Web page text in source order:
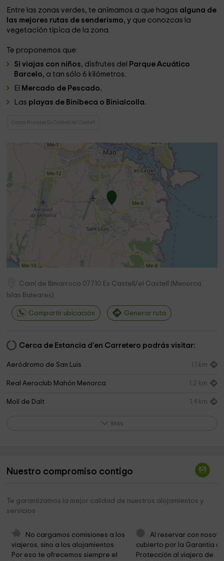
Entre las zonas verdes, te animamos a que hagas alguna de
las mejores rutas de senderismo, y que conozcas la
vegetación típica de la zona.
Te proponemos que:
Si viajas con niños, disfrutes del
Parque Acuático
Barcelo, a tan sólo 6 kilómetros.
El
Mercado de Pescado.
Las playas de Binibeca o Binialcolla.
Casas Rurales Es Castell/el Castell
Camí de Biniarroca 07710 Es Castell/el Castell ( Menorca,
Islas Baleares)
Compartir ubicación Generar ruta
Cerca de Estancia d'en Carretero podrás visitar:
Aeródromo de San Luis 1,1 km
Real Aeroclub Mahón Menorca 1,2 km
Molí de Dalt 1,4 km
Salón del Reino de los Testigos de Jehová 2,5 km
Parroquia De Nuestra Señora Del Rosario
Iglesia Evangèlica des Castell
Museu Militar de Menorca
Más
Nuestro compromiso contigo
Te garantizamos la mejor calidad de nuestros alojamientos y
servicios
No cargamos comisiones a los
viajeros, sino a los alojamientos.
Por eso te ofrecemos siempre el
Al reservar con
cubierto por la Garantía
Protección al viajero de